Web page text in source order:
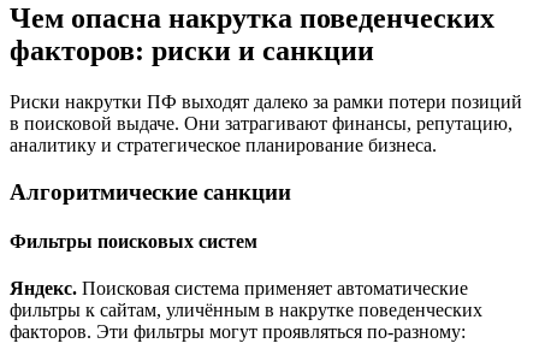
Чем опасна накрутка поведенческих
факторов: риски и санкции
Риски накрутки ПФ выходят далеко за рамки потери позиций
в поисковой выдаче. Они затрагивают финансы, репутацию,
аналитику и стратегическое планирование бизнеса.
Алгоритмические санкции
Фильтры поисковых систем
Яндекс. Поисковая система применяет автоматические
фильтры к сайтам, уличённым в накрутке поведенческих
факторов. Эти фильтры могут проявляться по-разному: